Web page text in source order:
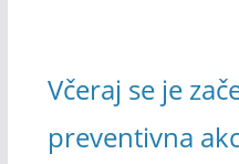
Včeraj se je
preventivna